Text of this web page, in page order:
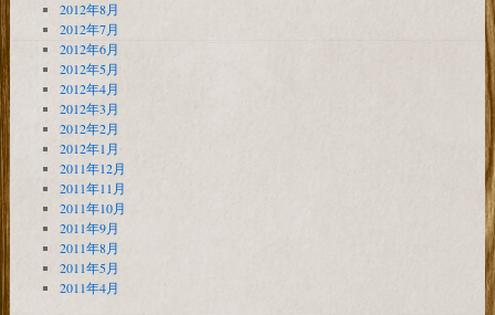
2012年8月
2012年7月
2012年6月
2012年5月
2012年4月
2012年3月
2012年2月
2012年1月
2011年12月
2011年11月
2011年10月
2011年9月
2011年8月
2011年5月
2011年4月